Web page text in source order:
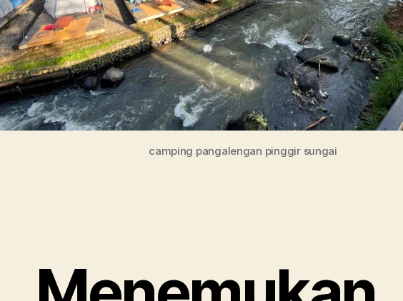
camping pangalengan pinggir sungai